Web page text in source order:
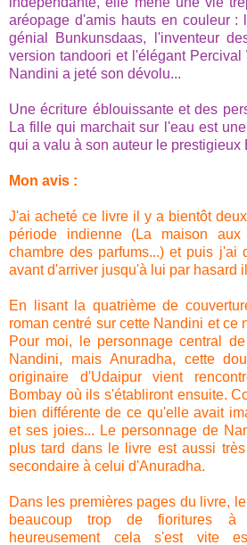
aréopage d'amis hauts en couleur
génial Bunkunsdaas, l'inventeur
version tandoori et l'élégant Percival
Nandini a jeté son dévolu...
Une écriture éblouissante et des
La fille qui marchait sur l'eau est
qui a valu à son auteur le prestigieux
Mon avis :
J'ai acheté ce livre il y a bientôt
période indienne (La maison
chambre des parfums...) et puis j'ai
avant d'arriver jusqu'à lui par hasard
En lisant la quatrième de
roman centré sur cette Nandini et ce
Pour moi, le personnage central
Nandini, mais Anuradha, cette
originaire d'Udaipur vient
Bombay où ils s'établiront ensuite.
bien différente de ce qu'elle avait
et ses joies... Le personnage de
plus tard dans le livre est aussi
secondaire à celui d'Anuradha.
Dans les premières pages du livre,
beaucoup trop de fioritures
heureusement cela s'est vite